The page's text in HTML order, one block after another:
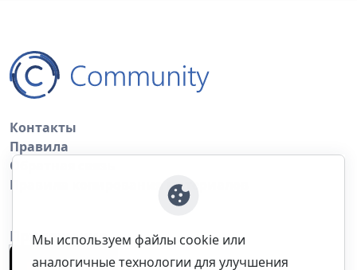
Контакты
Правила
Обратная связь
Правила копирования материалов
Приложение
Мы используем файлы cookie или
аналогичные технологии для улучшения